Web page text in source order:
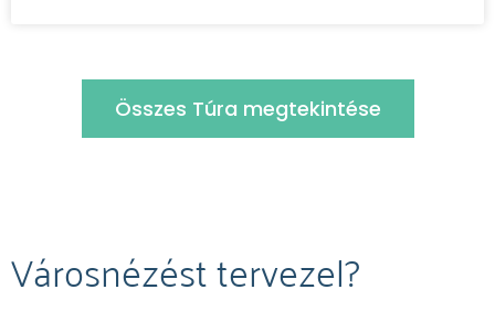
Összes Túra megtekintése
Városnézést tervezel?